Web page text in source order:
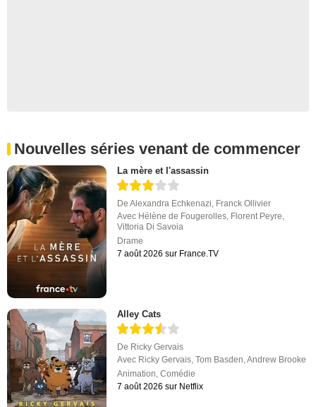
Nouvelles séries venant de commencer
La mère et l'assassin
DeAlexandra Echkenazi Franck Ollivier
Avec Hélène de Fougerolles Florent Peyre
Vittoria Di Savoia
Drame
7 août 2026 sur France.TV
Alley Cats
De Ricky Gervais
Avec Ricky Gervais,Tom Basden,Andrew Brooke
Animation,Comédie
7 août 2026 sur Netflix